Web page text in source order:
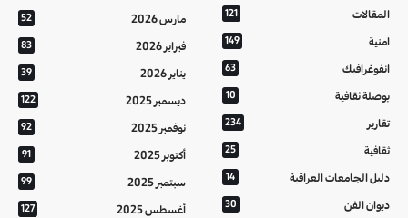
المقالات 121
امنية 149
انفوغرافيك 63
بوصلة ثقافية 10
تقارير 234
ثقافية 25
دليل الجامعات العراقية 14
ديوان الفن 30
مارس 2026 52
فبراير 2026 83
يناير 2026 39
ديسمبر 2025 122
نوفمبر 2025 92
أكتوبر 2025 91
سبتمبر 2025 99
أغسطس 2025 127